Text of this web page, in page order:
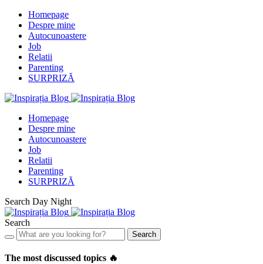
Homepage
Despre mine
Autocunoastere
Job
Relatii
Parenting
SURPRIZĂ
Homepage
Despre mine
Autocunoastere
Job
Relatii
Parenting
SURPRIZĂ
Search Day Night
Search
Search
The most discussed topics 🔥